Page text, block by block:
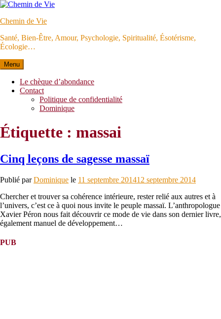
Aller
contenu
Chemin de Vie
Santé, Bien-Être, Amour, Psychologie, Spiritualité, Ésotérisme,
Écologie…
Menu
Le chèque d’abondance
Contact
Politique de confidentialité
Dominique
Étiquette : massai
Cinq leçons de sagesse massaï
Publié parDominique le 11 septembre 201412 septembre 2014
Chercher et trouver sa cohérence intérieure, rester relié aux autres et à
l’univers, c’est ce à quoi nous invite le peuple massaï. L’anthropologue
Xavier Péron nous fait découvrir ce mode de vie dans son dernier livre,
également manuel de développement…
PUB